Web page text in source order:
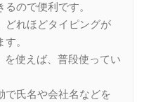
ので便利です。
どれほどタイピングが
。
を使えば、普段使ってい
で氏名や会社名などを